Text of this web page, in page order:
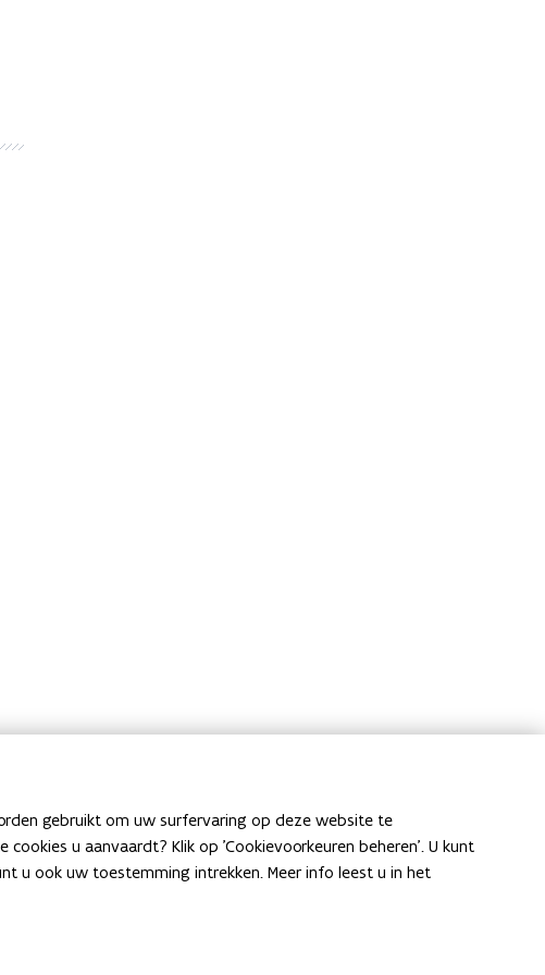
Vlaanderen
gebruikt om uw surfervaring op deze website te
u aanvaardt? Klik op 'Cookievoorkeuren beheren'. U kunt
u ook uw toestemming intrekken. Meer info leest u in het